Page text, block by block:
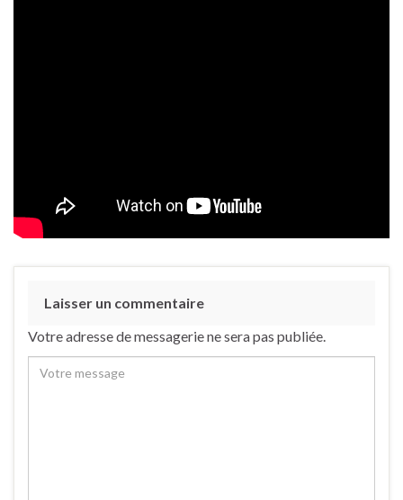
Laisser un commentaire
Votre adresse de messagerie ne sera pas publiée.